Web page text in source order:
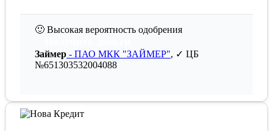
🙂 Высокая вероятность одобрения
Займер - ПАО МКК "ЗАЙМЕР", ✓ ЦБ
№651303532004088